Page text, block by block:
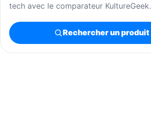
tech avec le comparateur KultureGeek.
Rechercher un produit